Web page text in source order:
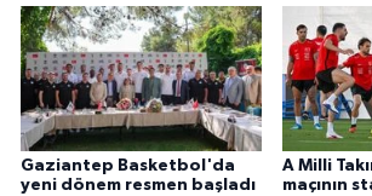
Gaziantep Basketbol'da
yeni dönem resmen başladı
A Milli
maçının